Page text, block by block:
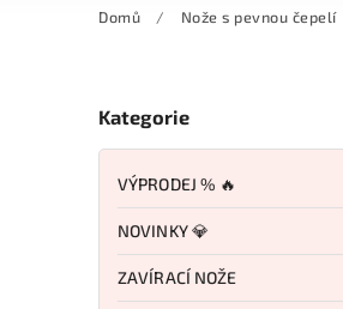
Domů / Nože s pevnou čepelí
Kategorie
VÝPRODEJ % 🔥
NOVINKY 💎
ZAVÍRACÍ NOŽE